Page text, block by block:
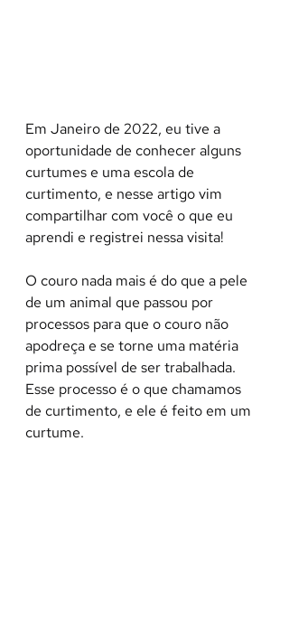
Em Janeiro de 2022, eu tive a
oportunidade de conhecer alguns
curtumes e uma escola de
curtimento, e nesse artigo vim
compartilhar com você o que eu
aprendi e registrei nessa visita!
O couro nada mais é do que a pele
de um animal que passou por
processos para que o couro não
apodreça e se torne uma matéria
prima possível de ser trabalhada.
Esse processo é o que chamamos
de curtimento, e ele é feito em um
curtume.